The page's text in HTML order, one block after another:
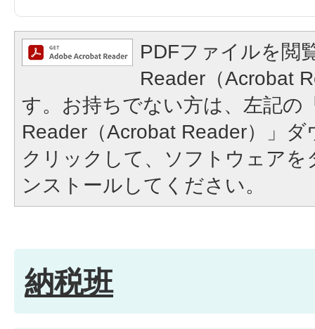
PDFファイルを閲
Reader（Acrobat
す。お持ちでない方は、左記の
Reader（Acrobat Reader）」
クリックして、ソフトウェア
ンストールしてください。
納税班